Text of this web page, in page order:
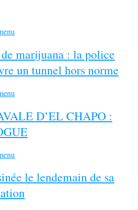
marijuana : la police
un tunnel hors norme
D’EL CHAPO :
le lendemain de sa